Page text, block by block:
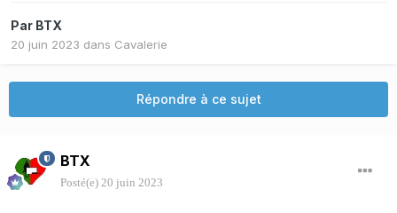
Par BTX
20 juin 2023 dans Cavalerie
Répondre à ce sujet
BTX
Posté(e) 20 juin 2023